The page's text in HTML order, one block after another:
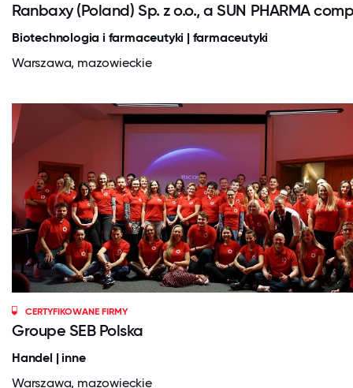
Ranbaxy (Poland) Sp. z o.o., a SUN PHARMA
Biotechnologia i farmaceutyki | farmaceutyki
Warszawa, mazowieckie
CERTYFIKOWANE FIRMY
Groupe SEB Polska
Handel | inne
Warszawa, mazowieckie